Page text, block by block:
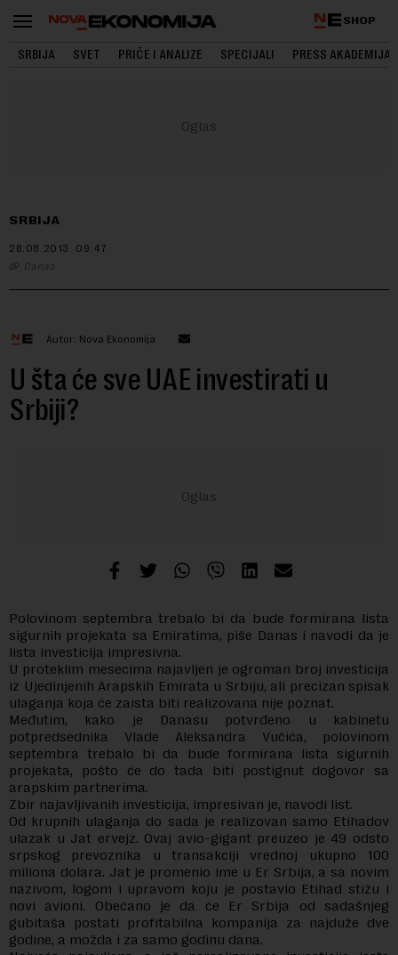
SHOP
SRBIJA SVET PRIČE I ANALIZE SPECIJALI PRESS AKADEMIJA
SRBIJA
28.08.2013. 09:47
Danas
Autor: Nova Ekonomija
U šta će sve UAE investirati u
Srbiji?
Polovinom septembra trebalo bi da bude formirana lista
sigurnih projekata sa Emiratima, piše Danas i navodi da je
lista investicija impresivna.
U proteklim mesecima najavljen je ogroman broj investicija
iz Ujedinjenih Arapskih Emirata u Srbiju, ali precizan spisak
ulaganja koja će zaista biti realizovana nije poznat.
Međutim, kako je Danasu potvrđeno u kabinetu
potpredsednika Vlade Aleksandra Vučića, polovinom
septembra trebalo bi da bude formirana lista sigurnih
projekata, pošto će do tada biti postignut dogovor sa
arapskim partnerima.
Zbir najavljivanih investicija, impresivan je, navodi list.
Od krupnih ulaganja do sada je realizovan samo Etihadov
ulazak u Jat ervejz. Ovaj avio-gigant preuzeo je 49 odsto
srpskog prevoznika u transakciji vrednoj ukupno 100
miliona dolara. Jat je promenio ime u Er Srbija, a sa novim
nazivom, logom i upravom koju je postavio Etihad stižu i
novi avioni. Obećano je da će Er Srbija od sadašnjeg
gubitaša postati profitabilna kompanija za najduže dve
godine, a možda i za samo godinu dana.